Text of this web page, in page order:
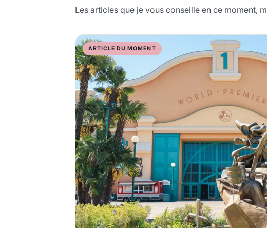
Les articles que je vous conseille en ce moment,
ARTICLE DU MOMENT